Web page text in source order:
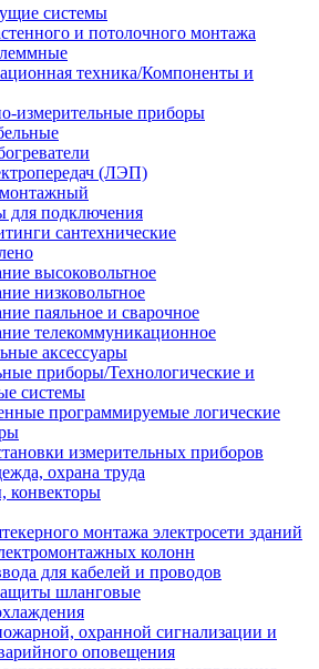
системы
и потолочного монтажа
техника/Компоненты и
измерительные приборы
(ЛЭП)
для подключения
сантехнические
высоковольтное
низковольтное
паяльное и сварочное
телекоммуникационное
аксессуары
приборы/Технологические и
системы
программируемые логические
измерительных приборов
охрана труда
конвекторы
монтажа электросети зданий
колонн
для кабелей и проводов
шланговые
охранной сигнализации и
оповещения